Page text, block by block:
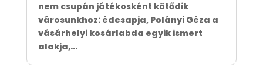
nem csupán játékosként kötődik
városunkhoz: édesapja, Polányi Géza a
vásárhelyi kosárlabda egyik ismert
alakja,...